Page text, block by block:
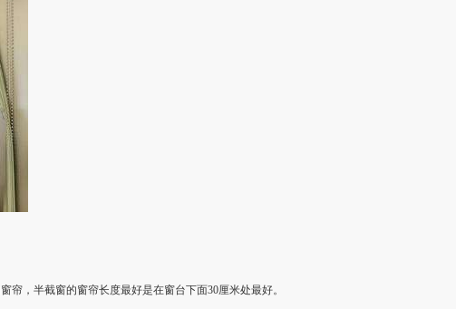
，半截窗的窗帘长度最好是在窗台下面30厘米处最好。